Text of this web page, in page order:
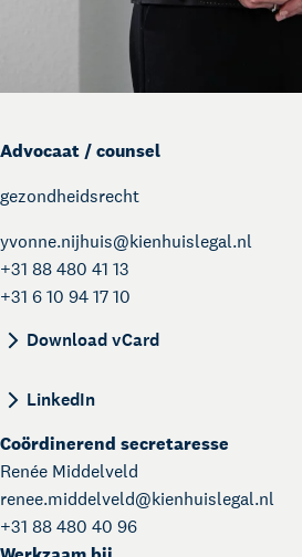
Advocaat / counsel
gezondheidsrecht
yvonne.nijhuis@kienhuislegal.nl
+31 88 480 41 13
+31 6 10 94 17 10
Download vCard
LinkedIn
Coördinerend secretaresse
Renée Middelveld
renee.middelveld@kienhuislegal.nl
+31 88 480 40 96